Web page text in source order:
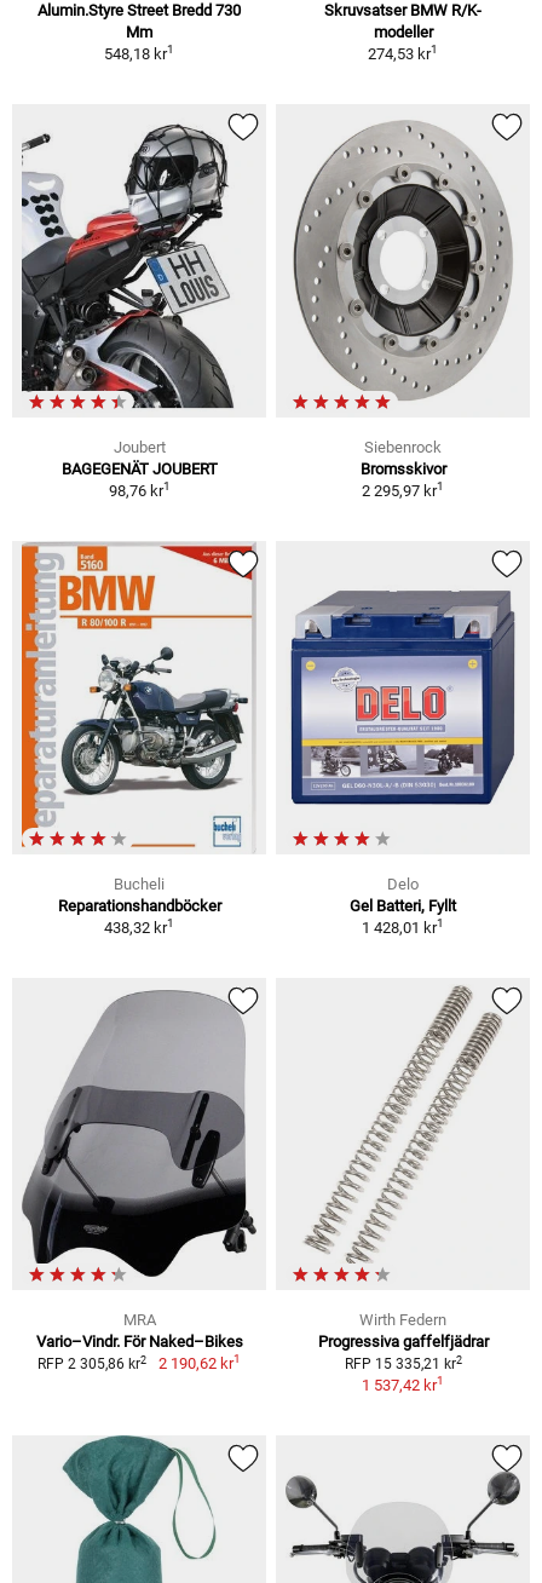
Alumin.Styre Street Bredd 730
Mm
548,18 kr1
Skruvsatser BMW R/K-
modeller
274,53 kr1
Joubert
BAGEGENÄT JOUBERT
98,76 kr1
Siebenrock
Bromsskivor
2 295,97 kr1
Bucheli
Reparationshandböcker
438,32 kr1
Delo
Gel Batteri, Fyllt
1 428,01 kr1
MRA
Vario–Vindr. För Naked–Bikes
RFP 2 305,86 kr2 2 190,62 kr1
Wirth Federn
Progressiva gaffelfjädrar
RFP 15 335,21 kr2
1 537,42 kr1